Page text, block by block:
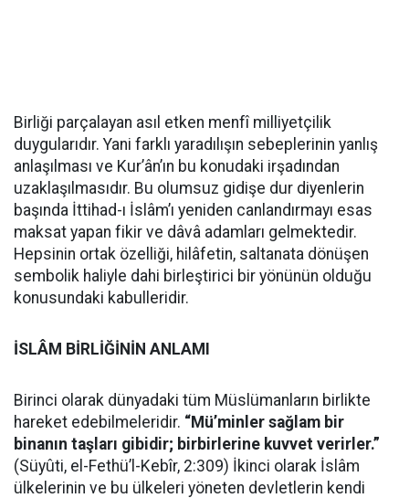
Birliği parçalayan asıl etken menfî milliyetçilik
duygularıdır. Yani farklı yaradılışın sebeplerinin yanlış
anlaşılması ve Kur’ân’ın bu konudaki irşadından
uzaklaşılmasıdır. Bu olumsuz gidişe dur diyenlerin
başında İttihad-ı İslâm’ı yeniden canlandırmayı esas
maksat yapan fikir ve dâvâ adamları gelmektedir.
Hepsinin ortak özelliği, hilâfetin, saltanata dönüşen
sembolik haliyle dahi birleştirici bir yönünün olduğu
konusundaki kabulleridir.
İSLÂM BİRLİĞİNİN ANLAMI
Birinci olarak dünyadaki tüm Müslümanların birlikte
hareket edebilmeleridir. “Mü’minler sağlam bir
binanın taşları gibidir; birbirlerine kuvvet verirler.”
(Süyûti, el-Fethü’l-Kebîr, 2:309) İkinci olarak İslâm
ülkelerinin ve bu ülkeleri yöneten devletlerin kendi